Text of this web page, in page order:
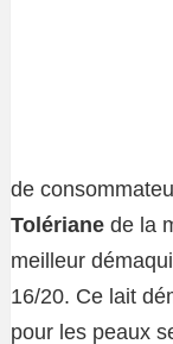
de
Tolériane de la
meilleur
16/20. Ce lait
pour les peaux